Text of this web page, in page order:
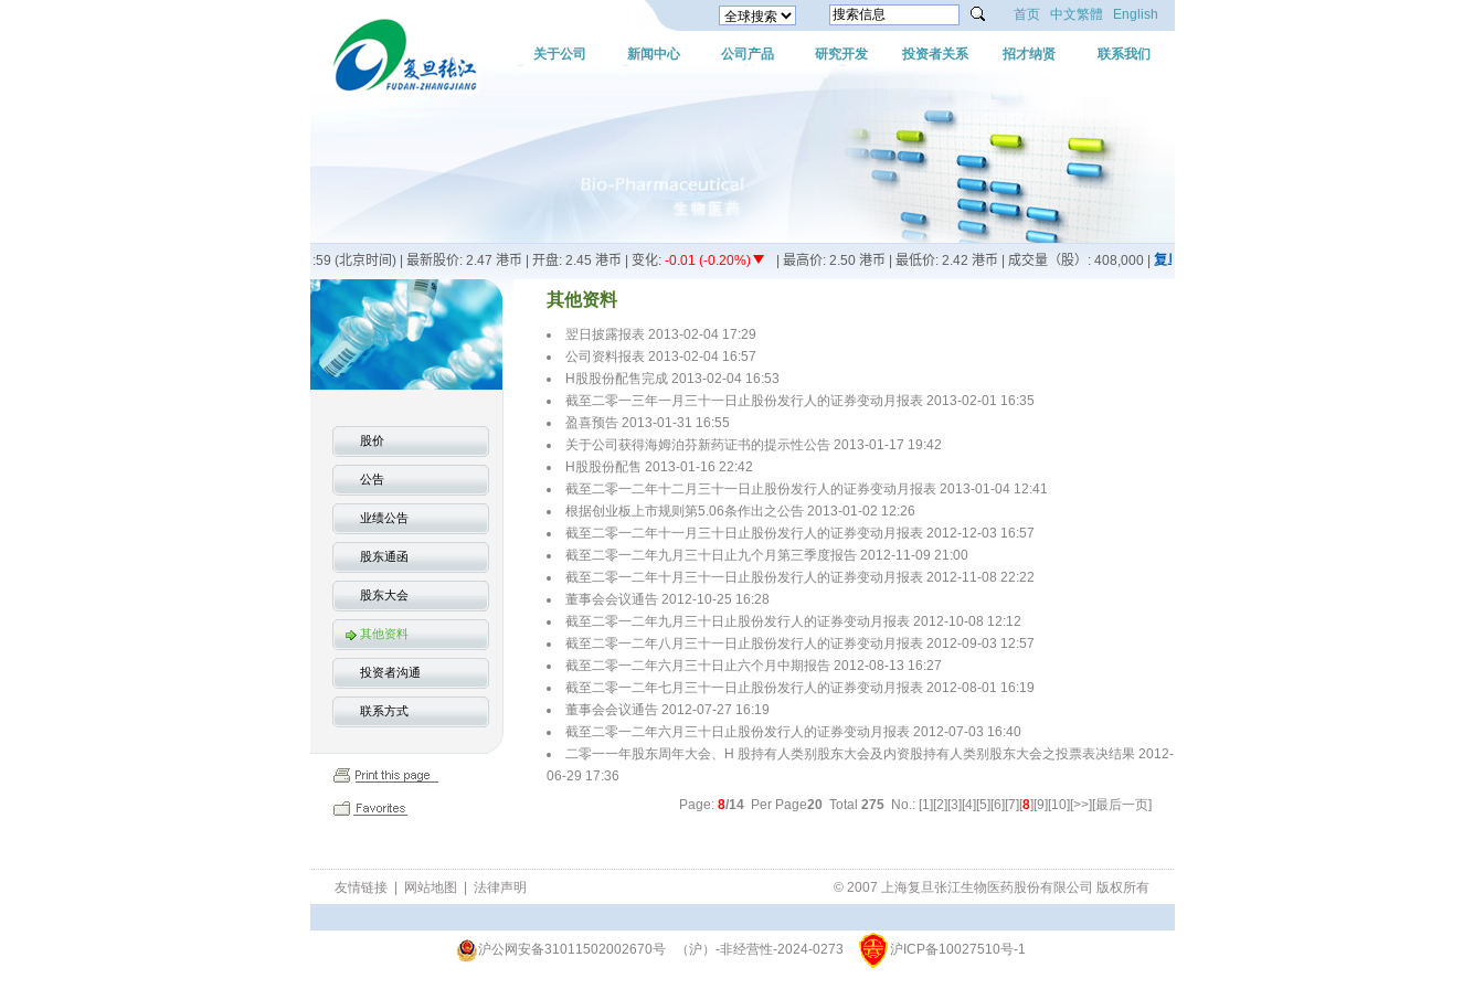
首页 中文繁體 English
关于公司 新闻中心 公司产品 研究开发 投资者关系 招才纳贤 联系我们
股价
公告
业绩公告
股东通函
股东大会
其他资料
投资者沟通
联系方式
其他资料
翌日披露报表 2013-02-04 17:29
公司资料报表 2013-02-04 16:57
H股股份配售完成 2013-02-04 16:53
截至二零一三年一月三十一日止股份发行人的证券变动月报表 2013-02-01 16:35
盈喜预告 2013-01-31 16:55
关于公司获得海姆泊芬新药证书的提示性公告 2013-01-17 19:42
H股股份配售 2013-01-16 22:42
截至二零一二年十二月三十一日止股份发行人的证券变动月报表 2013-01-04 12:41
根据创业板上市规则第5.06条作出之公告 2013-01-02 12:26
截至二零一二年十一月三十日止股份发行人的证券变动月报表 2012-12-03 16:57
截至二零一二年九月三十日止九个月第三季度报告 2012-11-09 21:00
截至二零一二年十月三十一日止股份发行人的证券变动月报表 2012-11-08 22:22
董事会会议通告 2012-10-25 16:28
截至二零一二年九月三十日止股份发行人的证券变动月报表 2012-10-08 12:12
截至二零一二年八月三十一日止股份发行人的证券变动月报表 2012-09-03 12:57
截至二零一二年六月三十日止六个月中期报告 2012-08-13 16:27
截至二零一二年七月三十一日止股份发行人的证券变动月报表 2012-08-01 16:19
董事会会议通告 2012-07-27 16:19
截至二零一二年六月三十日止股份发行人的证券变动月报表 2012-07-03 16:40
二零一一年股东周年大会、H 股持有人类别股东大会及内资股持有人类别股东大会之投票表决结果 2012-
06-29 17:36
Page: 8/14 Per Page20 Total 275 No.: [1][2][3][4][5][6][7][8][9][10] [>>] [最后一页]
友情链接 网站地图 法律声明 © 2007 上海复旦张江生物医药股份有限公司 版权所有
沪公网安备31011502002670号（沪）-非经营性-2024-0273 沪ICP备10027510号-1